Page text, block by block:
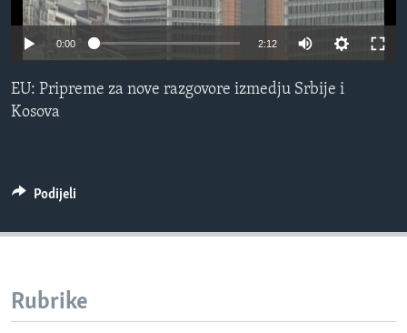
MAGAZIN
O GLASU AMERIKE
Learning English
Jezici
0:00 2:12
EU: Pripreme za nove razgovore izmedju Srbije i
Kosova
Podijeli
Rubrike